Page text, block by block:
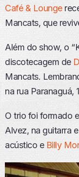
Café & Lounge
Mancats, que
Além do show, o
discotecagem de
Mancats.
na rua Paranaguá,
O trio foi formado
Alvez, na guitarra
acústico e Billy